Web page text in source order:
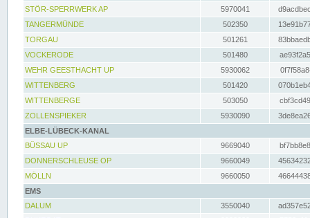
STÖR-SPERRWERK AP 5970041
TANGERMÜNDE
502350
TORGAU
501261
VOCKERODE
501480
WEHR GEESTHACHT UP
5930062
WITTENBERG
501420
WITTENBERGE
503050
ZOLLENSPIEKER
5930090
ELBE-LÜBECK-KANAL
BÜSSAU UP
9669040
DONNERSCHLEUSE OP
9660049
MÖLLN
9660050
EMS
DALUM
3550040